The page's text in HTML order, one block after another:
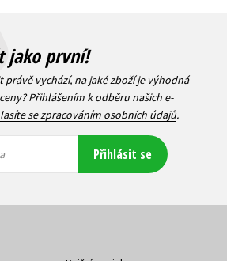
jako první!
právě vychází, na jaké zboží je výhodná
Přihlášením k odběru našich e-
se zpracováním osobních údajů.
Přihlásit se